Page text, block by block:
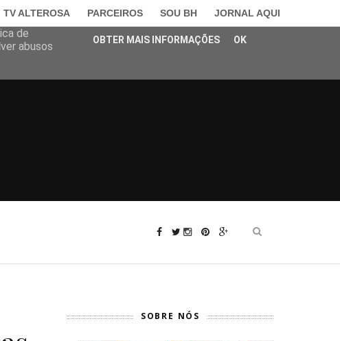
TV ALTEROSA PARCEIROS SOU BH JORNAL AQUI
SOBRE NÓS
seu
de
abusos
OBTER MAIS INFORMAÇÕES OK